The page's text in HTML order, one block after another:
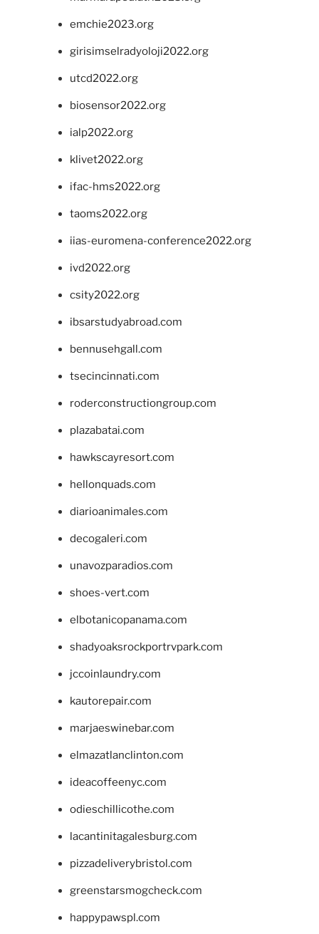
emchie2023.org
girisimselradyoloji2022.org
utcd2022.org
biosensor2022.org
ialp2022.org
klivet2022.org
ifac-hms2022.org
taoms2022.org
iias-euromena-conference2022.org
ivd2022.org
csity2022.org
ibsarstudyabroad.com
bennusehgall.com
tsecincinnati.com
roderconstructiongroup.com
plazabatai.com
hawkscayresort.com
hellonquads.com
diarioanimales.com
decogaleri.com
unavozparadios.com
shoes-vert.com
elbotanicopanama.com
shadyoaksrockportrvpark.com
jccoinlaundry.com
kautorepair.com
marjaeswinebar.com
elmazatlanclinton.com
ideacoffeenyc.com
odieschillicothe.com
lacantinitagalesburg.com
pizzadeliverybristol.com
greenstarsmogcheck.com
happypawspl.com